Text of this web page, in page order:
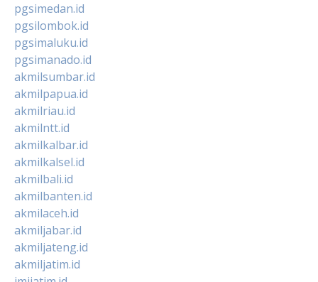
pgsimedan.id
pgsilombok.id
pgsimaluku.id
pgsimanado.id
akmilsumbar.id
akmilpapua.id
akmilriau.id
akmilntt.id
akmilkalbar.id
akmilkalsel.id
akmilbali.id
akmilbanten.id
akmilaceh.id
akmiljabar.id
akmiljateng.id
akmiljatim.id